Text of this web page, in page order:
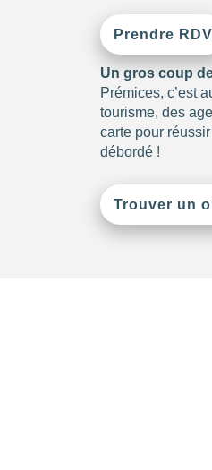
Prendre RDV
Un gros coup
Prémices, c’est
tourisme, des
carte pour
débordé !
Trouver un